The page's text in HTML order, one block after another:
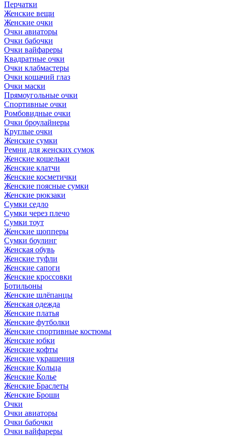
Перчатки
Женские вещи
Женские очки
Очки авиаторы
Очки бабочки
Очки вайфареры
Квадратные очки
Очки клабмастеры
Очки кошачий глаз
Очки маски
Прямоугольные очки
Спортивные очки
Ромбовидные очки
Очки броулайнеры
Круглые очки
Женские сумки
Ремни для женских сумок
Женские кошельки
Женские клатчи
Женские косметички
Женские поясные сумки
Женские рюкзаки
Сумки седло
Сумки через плечо
Сумки тоут
Женские шопперы
Сумки боулинг
Женская обувь
Женские туфли
Женские сапоги
Женские кроссовки
Ботильоны
Женские шлёпанцы
Женская одежда
Женские платья
Женские футболки
Женские спортивные костюмы
Женские юбки
Женские кофты
Женские украшения
Женские Кольца
Женские Колье
Женские Браслеты
Женские Броши
Очки
Очки авиаторы
Очки бабочки
Очки вайфареры